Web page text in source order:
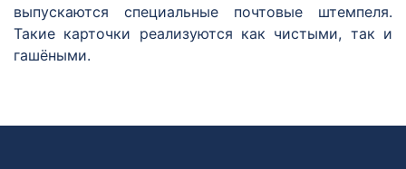
выпускаются специальные почтовые штемпеля.
Такие карточки реализуются как чистыми, так и
гашёными.